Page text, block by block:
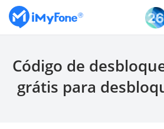
Código de
grátis para